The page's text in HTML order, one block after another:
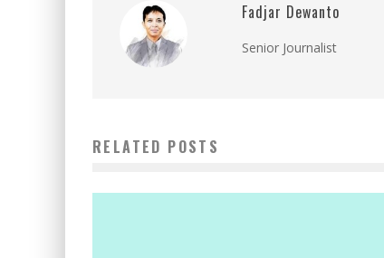
Fadjar Dewanto
Senior Journalist
RELATED POSTS